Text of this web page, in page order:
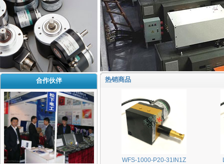
合作伙伴 热销商品
WFS-1000-P20-31IN1Z